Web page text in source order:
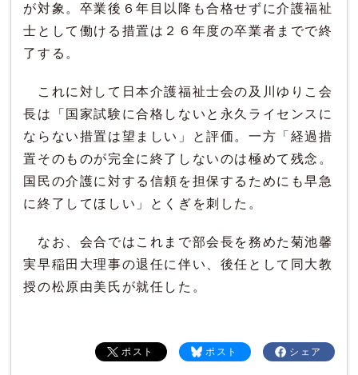
が対象。卒業後６年目以降も合格せずに介護福祉
士として働ける措置は２６年度の卒業者までで終
了する。
これに対して日本介護福祉士会の及川ゆりこ会
長は「国家試験に合格しないと永久ライセンスに
ならない措置は望ましい」と評価。一方「経過措
置そのものが完全に終了しないのは極めて残念。
国民の介護に対する信頼を担保するためにも早急
に終了してほしい」とくぎを刺した。
なお、会合ではこれまで部会長を務めた菊池馨
実早稲田大理事の退任に伴い、後任として同大教
授の松原由美氏が就任した。
シェア
ポスト
ポスト